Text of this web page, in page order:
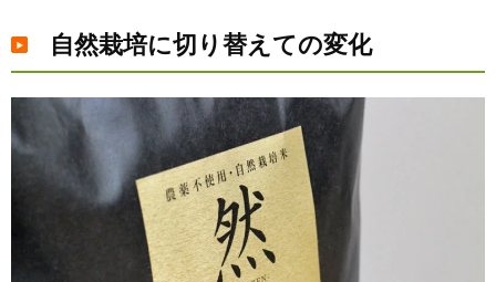
自然栽培に切り替えての変化